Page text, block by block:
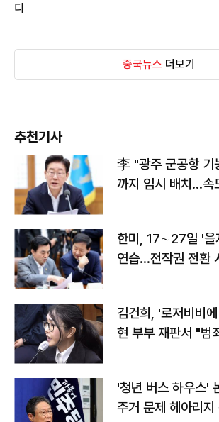
디
중국뉴스 더보기
추천기사
李 "광주 군공항
까지 임시 배치…속
한미, 17∼27일 '을
연습…전작권 전환
김건희, '로저비비
현 부부 재판서 "범
'청년 버스 하우스'
주거 문제 헤아리지